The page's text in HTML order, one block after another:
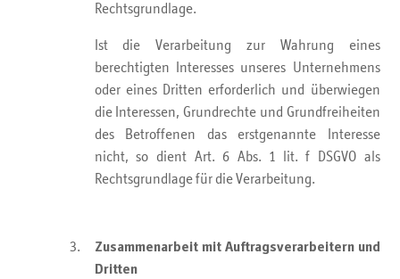
Rechtsgrundlage.
Ist die Verarbeitung zur Wahrung eines
berechtigten Interesses unseres Unternehmens
oder eines Dritten erforderlich und überwiegen
die Interessen, Grundrechte und Grundfreiheiten
des Betroffenen das erstgenannte Interesse
nicht, so dient Art. 6 Abs. 1 lit. f DSGVO als
Rechtsgrundlage für die Verarbeitung.
Zusammenarbeit mit Auftragsverarbeitern und
Dritten